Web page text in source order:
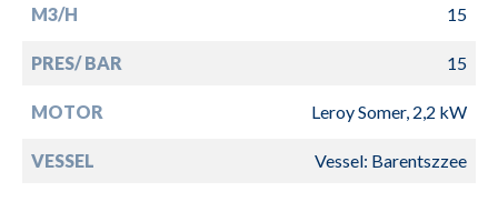
M3/H 15
PRES/ BAR 15
MOTOR Leroy Somer, 2,2 kW
VESSEL Vessel: Barentszzee